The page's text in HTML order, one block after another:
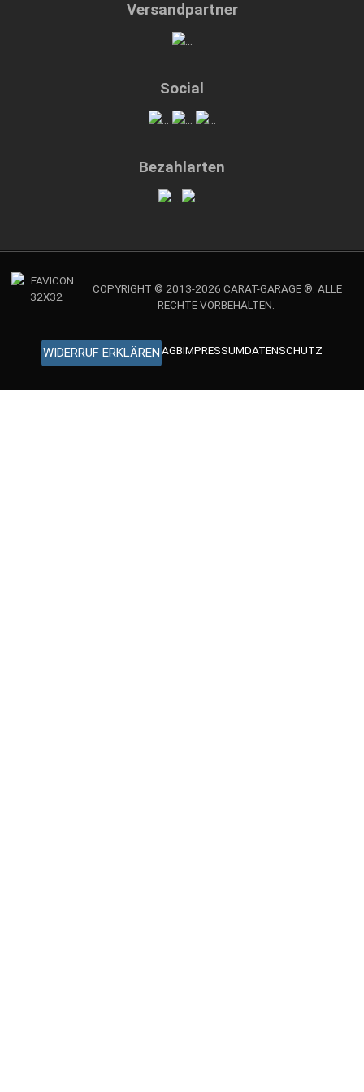
Versandpartner
Social
Bezahlarten
COPYRIGHT © 2013-2026 CARAT-GARAGE ®. ALLE
RECHTE VORBEHALTEN.
WIDERRUF ERKLÄREN AGBIMPRESSUMDATENSCHUTZ